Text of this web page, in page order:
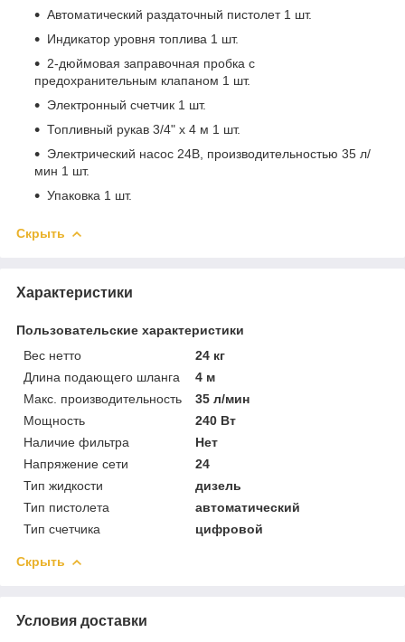
Автоматический раздаточный пистолет 1 шт.
Индикатор уровня топлива 1 шт.
2-дюймовая заправочная пробка с
предохранительным клапаном 1 шт.
Электронный счетчик 1 шт.
Топливный рукав 3/4" х 4 м 1 шт.
Электрический насос 24В, производительностью 35 л/
мин 1 шт.
Упаковка 1 шт.
Скрыть
Характеристики
Пользовательские характеристики
Вес нетто
24 кг
Длина подающего шланга
4 м
Макс. производительность
35 л/мин
Мощность
240 Вт
Наличие фильтра
Нет
Напряжение сети
24
Тип жидкости
дизель
Тип пистолета
автоматический
Тип счетчика
цифровой
Скрыть
Условия доставки